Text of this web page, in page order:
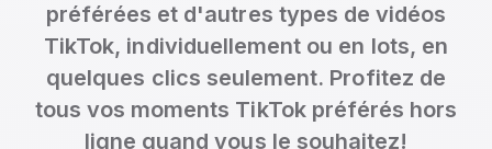
préférées et d'autres types de vidéos
TikTok, individuellement ou en lots, en
quelques clics seulement. Profitez de
tous vos moments TikTok préférés hors
ligne quand vous le souhaitez!